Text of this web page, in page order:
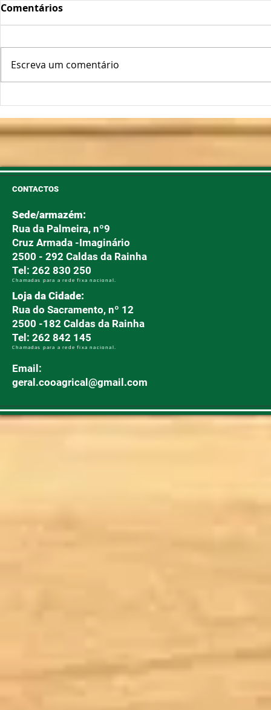
Podem "Abrir a Porta" ao
Míldio e Oídio
Longe!
Comentários
Escreva um comentário
CONTACTOS
Sede/armazém:
Rua da Palmeira, nº9
Cruz Armada -Imaginário
2500 - 292 Caldas da Rainha
Tel: 262 830 250
Chamadas para a rede fixa nacional.
Loja da Cidade:
Rua do Sacramento, nº 12
2500 -182 Caldas da Rainha
Tel: 262 842 145
Chamadas para a rede fixa nacional.
Email:
geral.cooagrical@gmail.com